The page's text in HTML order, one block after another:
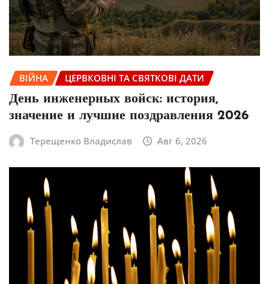
ВІЙНА ЦЕРВКОВНІ ТА СВЯТКОВІ ДАТИ
День инженерных войск: история,
значение и лучшие поздравления 2026
Терещенко Владислав Авг 6, 2026